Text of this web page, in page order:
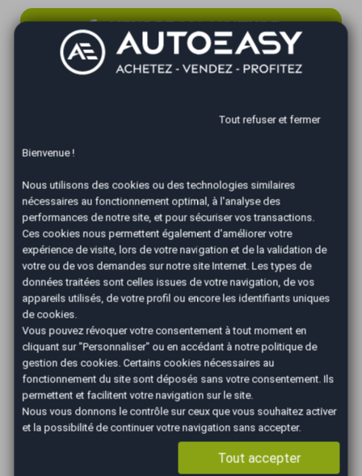
VENDRE MA VOITURE
Vous souhaitez vendre votre voiture ?
ACHETER UNE VOITURE
Découvrez notre sélection de Véhicules
d'Occasions garantis et de Véhicules Zero Km
jusqu'à 40% moins chers.
Vous êtes pressés pour vendre votre voiture ?
Pourvendre votre véhicule rapidement
AutoEasy vous proposent la « reprise cash » de votre
voiture. Facilitez-vous la vie etgagnez du temps
faisant reprendre votre véhicule par AutoEasy. Faire le
choix du « rachat cash », c’est vous libérer de toutes les
Tout refuser et fermer
Bienvenue !
Nous utilisons des cookies ou des technologies similaires
nécessaires au fonctionnement optimal, à l'analyse des
performances de notre site, et pour sécuriser vos transactions.
Ces cookies nous permettent également d'améliorer votre
expérience de visite, lors de votre navigation et de la validation de
votre ou de vos demandes sur notre site Internet. Les types de
données traitées sont celles issues de votre navigation, de vos
appareils utilisés, de votre profil ou encore les identifiants uniques
de cookies.
Vous pouvez révoquer votre consentement à tout moment en
cliquant sur "Personnaliser" ou en accédant à notre politique de
gestion des cookies. Certains cookies nécessaires au
fonctionnement du site sont déposés sans votre consentement. Ils
permettent et facilitent votre navigation sur le site.
Nous vous donnons le contrôle sur ceux que vous souhaitez activer
et la possibilité de continuer votre navigation sans accepter.
Tout accepter